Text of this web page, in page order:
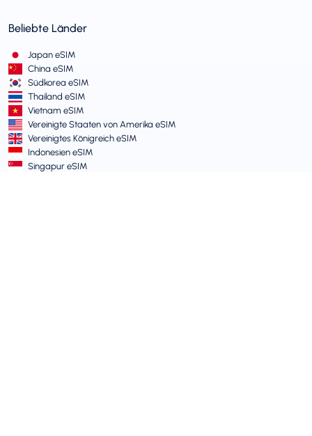
Beliebte Länder
Japan eSIM
China eSIM
Südkorea eSIM
Thailand eSIM
Vietnam eSIM
Vereinigte Staaten von Amerika eSIM
Vereinigtes Königreich eSIM
Indonesien eSIM
Singapur eSIM